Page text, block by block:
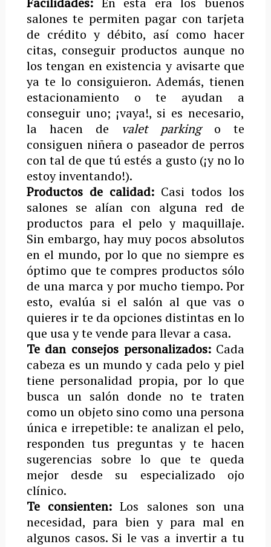
salones te permiten pagar con tarjeta
de crédito y débito, así como hacer
citas, conseguir productos aunque no
los tengan en existencia y avisarte que
ya te lo consiguieron. Además, tienen
estacionamiento o te ayudan a
conseguir uno; ¡vaya!, si es necesario,
la hacen de valet parking o te
consiguen niñera o paseador de perros
con tal de que tú estés a gusto (¡y no lo
estoy inventando!).
Productos de calidad:Casi todos los
salones se alían con alguna red de
productos para el pelo y maquillaje.
Sin embargo, hay muy pocos absolutos
en el mundo, por lo que no siempre es
óptimo que te compres productos sólo
de una marca y por mucho tiempo. Por
esto, evalúa si el salón al que vas o
quieres ir te da opciones distintas en lo
que usa y te vende para llevar a casa.
Te dan consejos personalizados:Cada
cabeza es un mundo y cada pelo y piel
tiene personalidad propia, por lo que
busca un salón donde no te traten
como un objeto sino como una persona
única e irrepetible: te analizan el pelo,
responden tus preguntas y te hacen
sugerencias sobre lo que te queda
mejor desde su especializado ojo
clínico.
Te consienten: Los salones son una
necesidad, para bien y para mal en
algunos casos. Si le vas a invertir a tu